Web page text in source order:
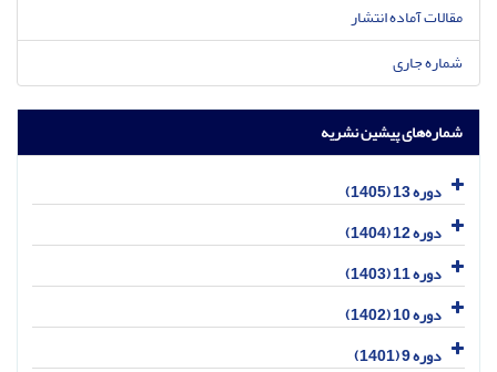
مقالات آماده انتشار
شماره جاری
شماره‌های پیشین نشریه
دوره 13 (1405)
دوره 12 (1404)
دوره 11 (1403)
دوره 10 (1402)
دوره 9 (1401)